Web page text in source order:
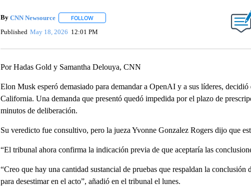
By CNN Newsource FOLLOWFOLLOW "" TO RECEIVE NOTIFICATIONS ABOUT NEW PAGES
Published May 18, 2026 12:01 PM
Por Hadas Gold y Samantha Delouya, CNN
Elon Musk esperó demasiado para demandar a OpenAI y a sus líderes,
California. Una demanda que presentó quedó impedida por el plazo de
minutos de deliberación.
Su veredicto fue consultivo, pero la jueza Yvonne Gonzalez Rogers dijo que
“El tribunal ahora confirma la indicación previa de que aceptaría las
“Creo que hay una cantidad sustancial de pruebas que respaldan la conclusión
para desestimar en el acto”, añadió en el tribunal el lunes.